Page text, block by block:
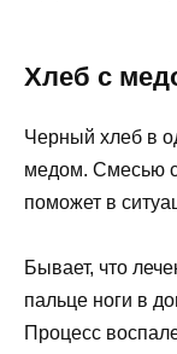
Хлеб с
Черный хлеб в
медом. Смесью
поможет в
Бывает, что
пальце ноги в
Процесс